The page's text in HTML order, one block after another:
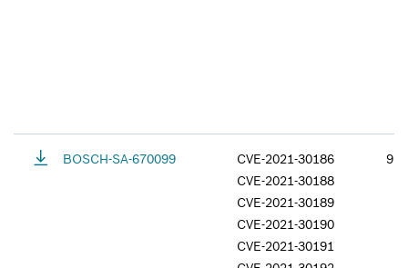
BOSCH-SA-670099
CVE-2021-30186
CVE-2021-30188
CVE-2021-30189
CVE-2021-30190
CVE-2021-30191
9.8